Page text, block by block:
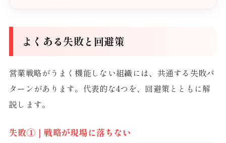
よくある失敗と回避策
営業戦略がうまく機能しない組織には、共通する失敗パ
ターンがあります。代表的な4つを、回避策とともに解
説します。
失敗①｜戦略が現場に落ちない